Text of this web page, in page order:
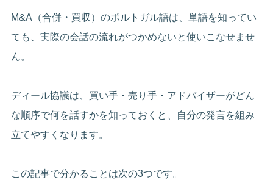
M&A（合併・買収）のポルトガル語は、単語を知ってい
ても、実際の会話の流れがつかめないと使いこなせませ
ん。
ディール協議は、買い手・売り手・アドバイザーがどん
な順序で何を話すかを知っておくと、自分の発言を組み
立てやすくなります。
この記事で分かることは次の3つです。